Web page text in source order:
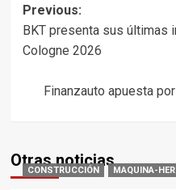
Post
navigation
Previous:
BKT presenta sus últimas
Cologne 2026
Finanzauto apuesta
Otras noticias
CONSTRUCCIÓN MAQUINA-